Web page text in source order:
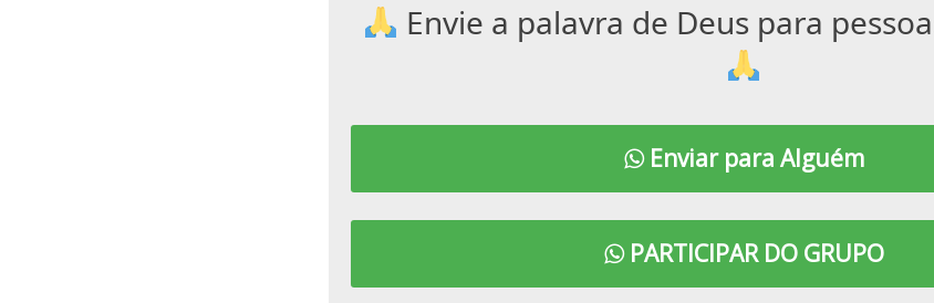
Envie a palavra de Deus para
Enviar para Alguém
PARTICIPAR DO GRUPO